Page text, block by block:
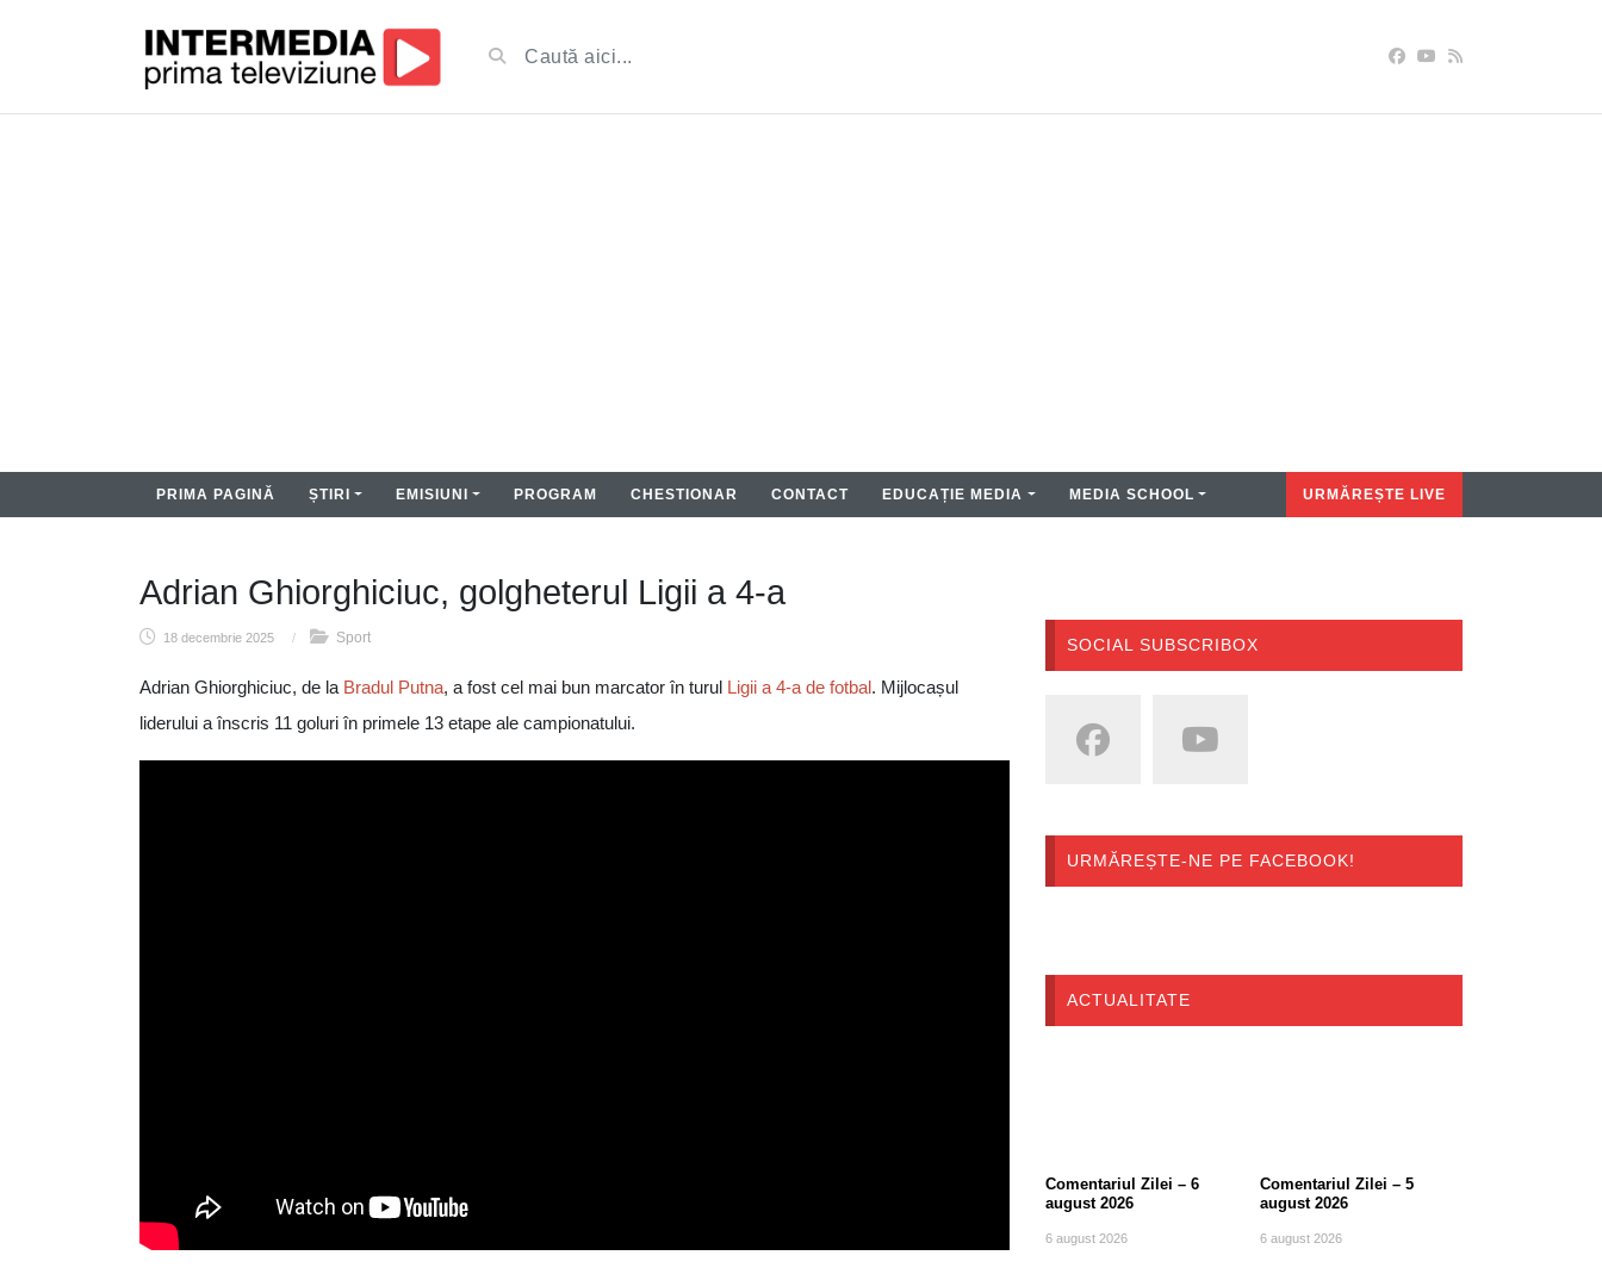
PRIMA PAGINĂ ȘTIRI EMISIUNI PROGRAM CHESTIONAR CONTACT EDUCAȚIE MEDIA MEDIA SCHOOL URMĂREȘTE LIVE
Adrian Ghiorghiciuc, golgheterul Ligii a 4-a
18 decembrie 2025 / Sport
Adrian Ghiorghiciuc, de la Bradul Putna, a fost cel mai bun marcator în turul Ligii a 4-a de fotbal. Mijlocașul
liderului a înscris 11 goluri în primele 13 etape ale campionatului.
SOCIAL SUBSCRIBOX
URMĂREȘTE-NE PE FACEBOOK!
ACTUALITATE
Comentariul Zilei – 6
august 2026
6 august 2026
Comentariul Zilei – 5
august 2026
6 august 2026